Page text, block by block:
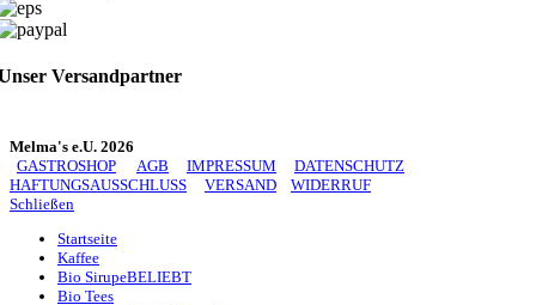
Versandpartner
Melma's e.U. 2026
GASTROSHOP
AGB IMPRESSUM
DATENSCHUTZ
HAFTUNGSAUSSCHLUSS
VERSAND
WIDERRUF
Schließen
Startseite
Kaffee
Bio SirupeBELIEBT
Bio Tees